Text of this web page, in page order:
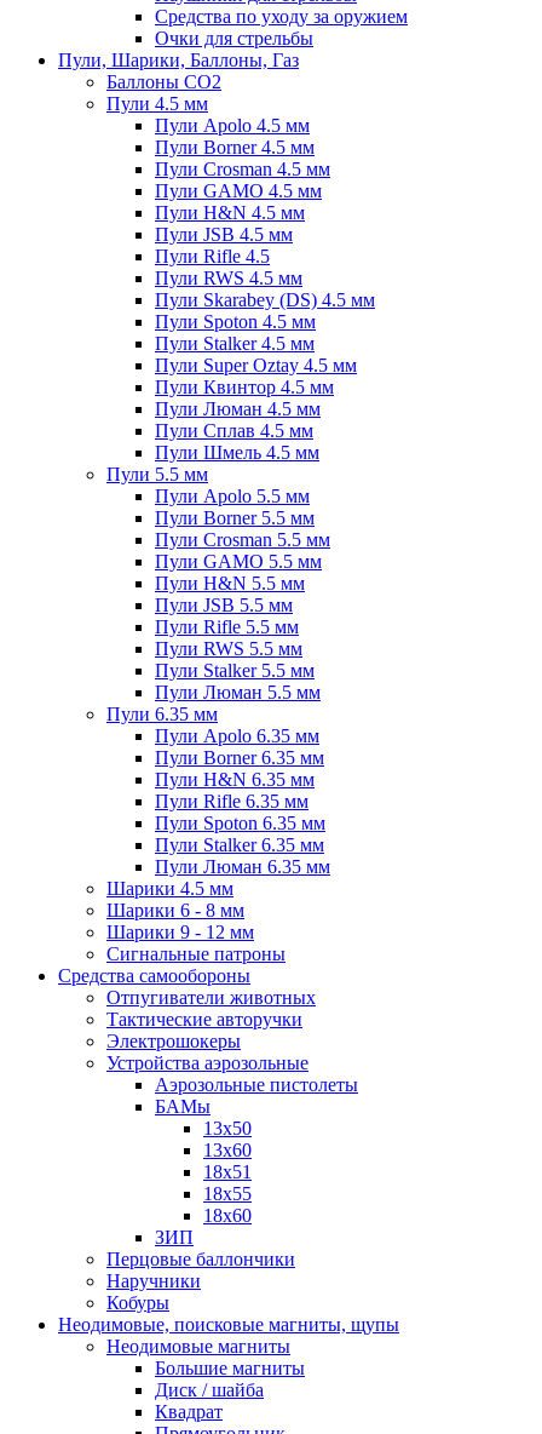
Средства по уходу за оружием
Очки для стрельбы
Пули, Шарики, Баллоны, Газ
Баллоны CO2
Пули 4.5 мм
Пули Apolo 4.5 мм
Пули Borner 4.5 мм
Пули Crosman 4.5 мм
Пули GAMO 4.5 мм
Пули H&N 4.5 мм
Пули JSB 4.5 мм
Пули Rifle 4.5
Пули RWS 4.5 мм
Пули Skarabey (DS) 4.5 мм
Пули Spoton 4.5 мм
Пули Stalker 4.5 мм
Пули Super Oztay 4.5 мм
Пули Квинтор 4.5 мм
Пули Люман 4.5 мм
Пули Сплав 4.5 мм
Пули Шмель 4.5 мм
Пули 5.5 мм
Пули Apolo 5.5 мм
Пули Borner 5.5 мм
Пули Crosman 5.5 мм
Пули GAMO 5.5 мм
Пули H&N 5.5 мм
Пули JSB 5.5 мм
Пули Rifle 5.5 мм
Пули RWS 5.5 мм
Пули Stalker 5.5 мм
Пули Люман 5.5 мм
Пули 6.35 мм
Пули Apolo 6.35 мм
Пули Borner 6.35 мм
Пули H&N 6.35 мм
Пули Rifle 6.35 мм
Пули Spoton 6.35 мм
Пули Stalker 6.35 мм
Пули Люман 6.35 мм
Шарики 4.5 мм
Шарики 6 - 8 мм
Шарики 9 - 12 мм
Сигнальные патроны
Средства самообороны
Отпугиватели животных
Тактические авторучки
Электрошокеры
Устройства аэрозольные
Аэрозольные пистолеты
БАМы
13х50
13х60
18х51
18х55
18х60
ЗИП
Перцовые баллончики
Наручники
Кобуры
Неодимовые, поисковые магниты, щупы
Неодимовые магниты
Большие магниты
Диск / шайба
Квадрат